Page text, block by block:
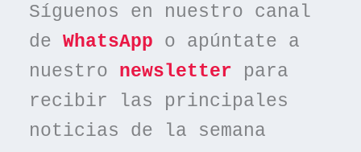
Síguenos en nuestro canal
de WhatsApp o apúntate a
nuestro newsletter para
recibir las principales
noticias de la semana